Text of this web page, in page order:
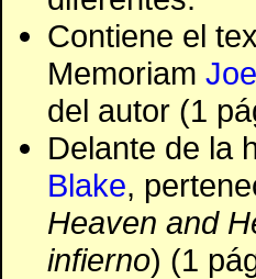
Contiene el
Memoriam
del autor (1
Delante de la
Blake,
Heaven and
infierno) (1